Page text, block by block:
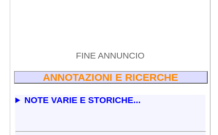
FINE ANNUNCIO
ANNOTAZIONI E RICERCHE
NOTE VARIE E STORICHE...